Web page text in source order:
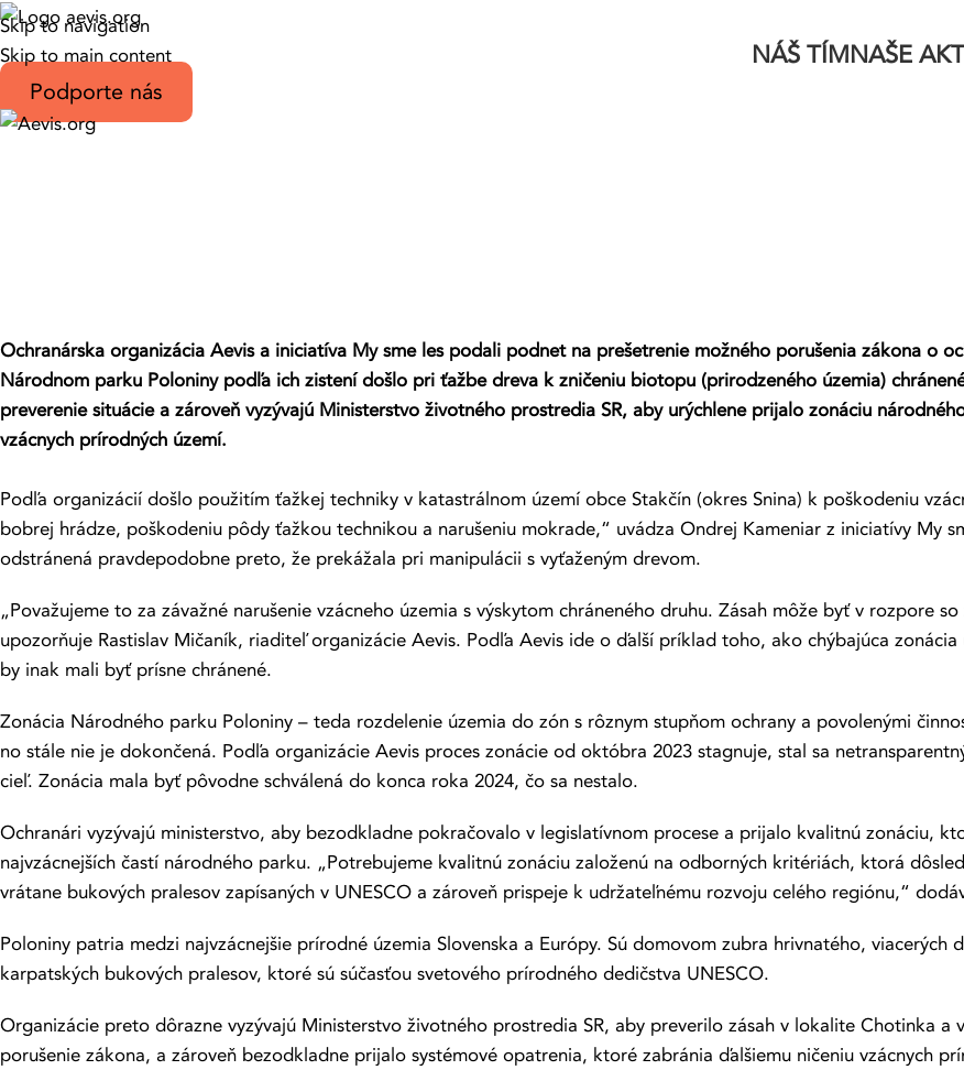
Skip to navigation
Skip to main content
NÁŠ TÍMNAŠE
Podporte nás
Ochranárska organizácia Aevis a iniciatíva My sme les podali podnet na prešetrenie možného porušenia zákona o
Národnom parku Poloniny podľa ich zistení došlo pri ťažbe dreva k zničeniu biotopu (prirodzeného územia)
preverenie situácie a zároveň vyzývajú Ministerstvo životného prostredia SR, aby urýchlene prijalo zonáciu
vzácnych prírodných území.
Podľa organizácií došlo použitím ťažkej techniky v katastrálnom území obce Stakčín (okres Snina) k poškodeniu
bobrej hrádze, poškodeniu pôdy ťažkou technikou a narušeniu mokrade,“ uvádza Ondrej Kameniar z iniciatívy My
odstránená pravdepodobne preto, že prekážala pri manipulácii s vyťaženým drevom.
„Považujeme to za závažné narušenie vzácneho územia s výskytom chráneného druhu. Zásah môže byť v rozpore
upozorňuje Rastislav Mičaník, riaditeľ organizácie Aevis. Podľa Aevis ide o ďalší príklad toho, ako chýbajúca
by inak mali byť prísne chránené.
Zonácia Národného parku Poloniny – teda rozdelenie územia do zón s rôznym stupňom ochrany a povolenými
no stále nie je dokončená. Podľa organizácie Aevis proces zonácie od októbra 2023 stagnuje, stal sa
cieľ. Zonácia mala byť pôvodne schválená do konca roka 2024, čo sa nestalo.
Ochranári vyzývajú ministerstvo, aby bezodkladne pokračovalo v legislatívnom procese a prijalo kvalitnú zonáciu,
najvzácnejších častí národného parku. „Potrebujeme kvalitnú zonáciu založenú na odborných kritériách, ktorá
vrátane bukových pralesov zapísaných v UNESCO a zároveň prispeje k udržateľnému rozvoju celého regiónu,“
Poloniny patria medzi najvzácnejšie prírodné územia Slovenska a Európy. Sú domovom zubra hrivnatého, viacerých
karpatských bukových pralesov, ktoré sú súčasťou svetového prírodného dedičstva UNESCO.
Organizácie preto dôrazne vyzývajú Ministerstvo životného prostredia SR, aby preverilo zásah v lokalite Chotinka
porušenie zákona, a zároveň bezodkladne prijalo systémové opatrenia, ktoré zabránia ďalšiemu ničeniu vzácnych